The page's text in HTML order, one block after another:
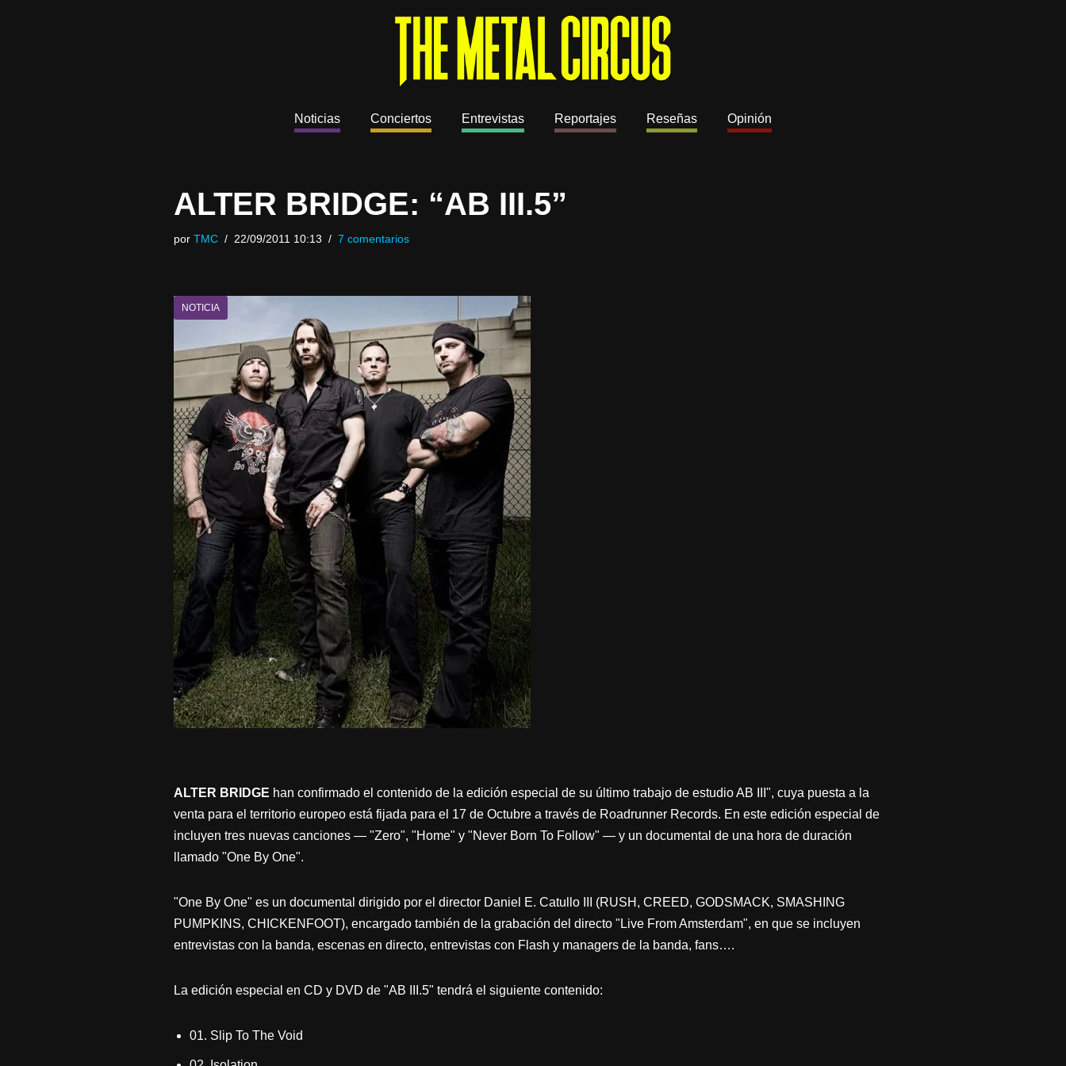
Noticias Conciertos Entrevistas Reportajes Reseñas Opinión
ALTER BRIDGE: “AB III.5”
por TMC 22/09/2011 10:13 7 comentarios
NOTICIA
ALTER BRIDGE han confirmado el contenido de la edición especial de su último trabajo de estudio AB III", cuya puesta a la
venta para el territorio europeo está fijada para el 17 de Octubre a través de Roadrunner Records. En este edición especial de
incluyen tres nuevas canciones — "Zero", "Home" y "Never Born To Follow" — y un documental de una hora de duración
llamado "One By One".
"One By One" es un documental dirigido por el director Daniel E. Catullo III (RUSH, CREED, GODSMACK, SMASHING
PUMPKINS, CHICKENFOOT), encargado también de la grabación del directo "Live From Amsterdam", en que se incluyen
entrevistas con la banda, escenas en directo, entrevistas con Flash y managers de la banda, fans….
La edición especial en CD y DVD de "AB III.5" tendrá el siguiente contenido:
01. Slip To The Void